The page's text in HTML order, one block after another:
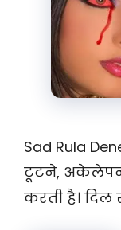
Sad Rula
टूटने, अकेलेपन
करती है। दिल